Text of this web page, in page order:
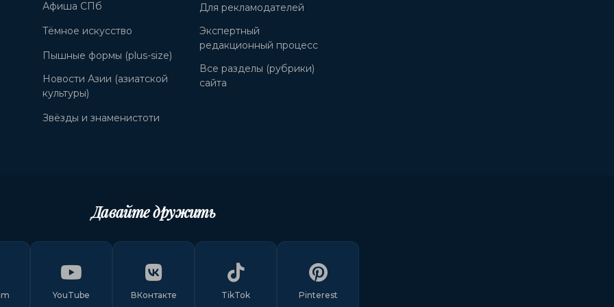
Афиша СПб
Тёмное искусство
Пышные формы (plus-size)
Новости Азии (азиатской
культуры)
Звёзды и знаменистоти
Для рекламодателей
Экспертный
редакционный процесс
Все разделы (рубрики)
сайта
Давайте дружить
YouTube ВКонтакте TikTok Pinterest